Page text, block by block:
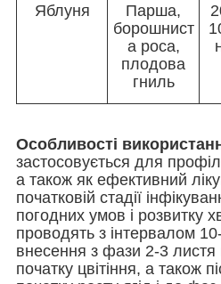
Яблуня
Парша,
борошнист
а роса,
плодова
гниль
Особливості
застосовується для
а також як ефективний
початковій стадії
погодних умов і розвитку
проводять з інтервалом
внесення з фази 2-3 листя
початку цвітіння, а також